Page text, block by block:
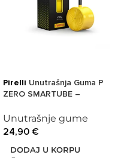
Pirelli Unutrašnja Guma P
ZERO SMARTUBE –
mm
Unutrašnje gume
24,90 €
DODAJ U KORPU